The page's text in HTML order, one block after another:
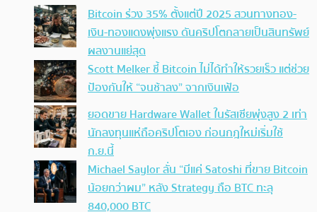
Bitcoin ร่วง 35% ตั้งแต่ปี 2025 สวนทางทอง-
เงิน-ทองแดงพุ่งแรง ดันคริปโตกลายเป็นสินทรัพย์
ผลงานแย่สุด
Scott Melker ชี้ Bitcoin ไม่ได้ทำให้รวยเร็ว แต่ช่วย
ป้องกันให้ “จนช้าลง” จากเงินเฟ้อ
ยอดขาย Hardware Wallet ในรัสเซียพุ่งสูง 2 เท่า
นักลงทุนแห่ถือคริปโตเอง ก่อนกฎใหม่เริ่มใช้
ก.ย.นี้
Michael Saylor ลั่น “มีแค่ Satoshi ที่ขาย Bitcoin
น้อยกว่าผม” หลัง Strategy ถือ BTC ทะลุ
840,000 BTC